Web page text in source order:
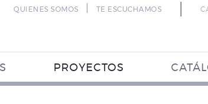
QUIENES SOMOS TE ESCUCHAMOS
PROYECTOS